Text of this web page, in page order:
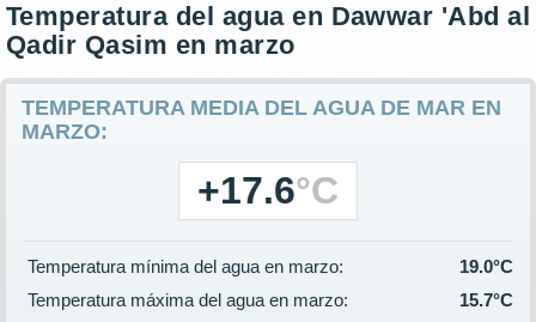
Temperatura del agua en Dawwar 'Abd al
Qadir Qasim en marzo
TEMPERATURA MEDIA DEL AGUA DE MAR EN
MARZO:
+17.6°C
Temperatura mínima del agua en marzo:
19.0°C
Temperatura máxima del agua en marzo:
15.7°C